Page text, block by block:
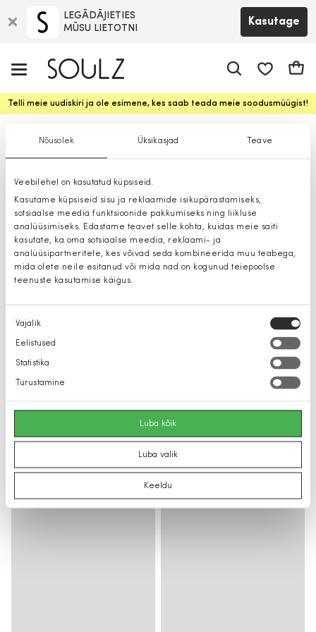
Nõusolek Üksikasjad Teave
Veebilehel on kasutatud küpsiseid.
Kasutame küpsiseid sisu ja reklaamide isikupärastamiseks,
sotsiaalse meedia funktsioonide pakkumiseks ning liikluse
analüüsimiseks. Edastame teavet selle kohta, kuidas meie saiti
kasutate, ka oma sotsiaalse meedia, reklaami- ja
analüüsipartneritele, kes võivad seda kombineerida muu teabega,
mida olete neile esitanud või mida nad on kogunud teiepoolse
teenuste kasutamise käigus.
Nõusoleku
valik
Vajalik
Eelistused
Statistika
Turustamine
Luba kõik
Luba valik
Keeldu
LEGĀDĀJIETIES
MŪSU LIETOTNI
Kasutage
Telli meie uudiskiri ja ole esimene, kes saab teada meie soodusmüügist!
Bleiserid